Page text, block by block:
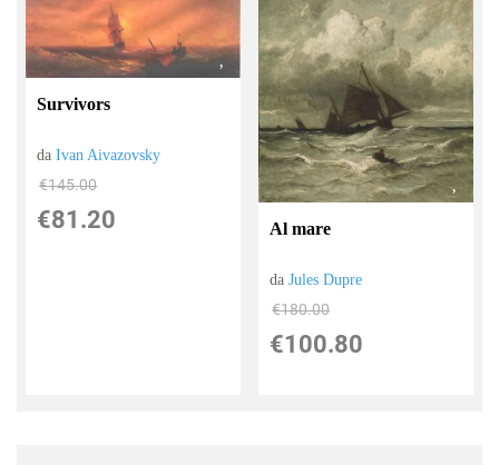
Survivors
daIvan Aivazovsky
€145.00
€81.20 Al mare
daJules Dupre
€180.00
€100.80